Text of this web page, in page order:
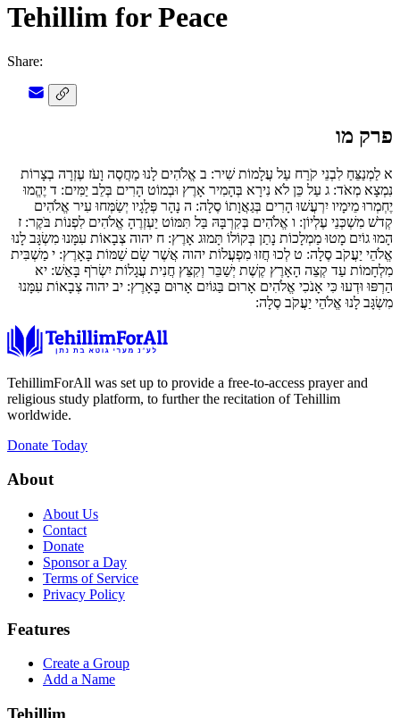
Tehillim for Peace
Share:
פרק מו
א לַמְנַצֵּחַ לִבְנֵי קֹרַח עַל עֲלָמוֹת שִׁיר: ב אֱלֹהִים לָנוּ מַחֲסֶה וָעֹז עֶזְרָה בְצָרוֹת
נִמְצָא מְאֹד: ג עַל כֵּן לֹא נִירָא בְּהָמִיר אָרֶץ וּבְמוֹט הָרִים בְּלֵב יַמִּים: ד יֶהֱמוּ
יֶחְמְרוּ מֵימָיו יִרְעֲשׁוּ הָרִים בְּגַאֲוָתוֹ סֶלָה: ה נָהָר פְּלָגָיו יְשַׂמְּחוּ עִיר אֱלֹהִים
קְדֹשׁ מִשְׁכְּנֵי עֶלְיוֹן: ו אֱלֹהִים בְּקִרְבָּהּ בַּל תִּמּוֹט יַעְזְרֶהָ אֱלֹהִים לִפְנוֹת בֹּקֶר: ז
הָמוּ גוֹיִם מָטוּ מַמְלָכוֹת נָתַן בְּקוֹלוֹ תָּמוּג אָרֶץ: ח יהוה צְבָאוֹת עִמָּנוּ מִשְׂגָּב לָנוּ
אֱלֹהֵי יַעֲקֹב סֶלָה: ט לְכוּ חֲזוּ מִפְעֲלוֹת יהוה אֲשֶׁר שָׂם שַׁמּוֹת בָּאָרֶץ: י מַשְׁבִּית
מִלְחָמוֹת עַד קְצֵה הָאָרֶץ קֶשֶׁת יְשַׁבֵּר וְקִצֵּץ חֲנִית עֲגָלוֹת יִשְׂרֹף בָּאֵשׁ: יא
הַרְפּוּ וּדְעוּ כִּי אָנֹכִי אֱלֹהִים אָרוּם בַּגּוֹיִם אָרוּם בָּאָרֶץ: יב יהוה צְבָאוֹת עִמָּנוּ
מִשְׂגָּב לָנוּ אֱלֹהֵי יַעֲקֹב סֶלָה:
TehillimForAll was set up to provide a free-to-access prayer and
religious study platform, to further the recitation of Tehillim
worldwide.
Donate Today
About
About Us
Contact
Donate
Sponsor a Day
Terms of Service
Privacy Policy
Features
Create a Group
Add a Name
Tehillim